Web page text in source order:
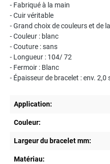
- Fabriqué à la main
- Cuir véritable
- Grand choix de couleurs et de
- Couleur : blanc
- Couture : sans
- Longueur : 104/ 72
- Fermoir : Blanc
- Épaisseur de bracelet : env. 2,0
Application:
Couleur:
Largeur du bracelet mm:
Matériau: